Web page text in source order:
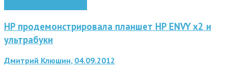
HP продемонстрировала планшет HP ENVY x2 и
ультрабуки
Дмитрий Клюшин, 04.09.2012